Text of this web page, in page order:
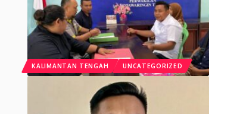
KALIMANTAN TENGAH UNCATEGORIZED